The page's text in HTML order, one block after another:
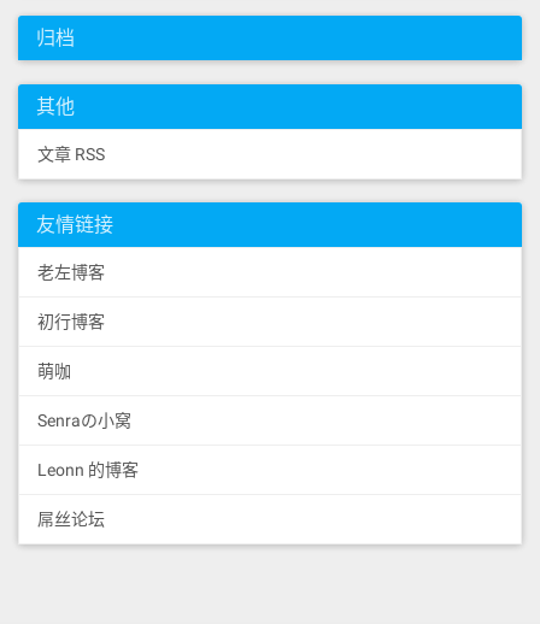
归档
其他
文章 RSS
友情链接
老左博客
初行博客
萌咖
Senraの小窝
Leonn 的博客
屌丝论坛